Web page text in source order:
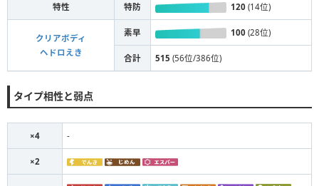
特性 特防 120 (14位)
クリアボディ
ヘドロえき
素早 100 (28位)
合計 515 (56位/386位)
タイプ相性と弱点
×4 -
×2